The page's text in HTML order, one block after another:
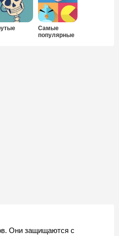
Самые
популярные
Они защищаются с